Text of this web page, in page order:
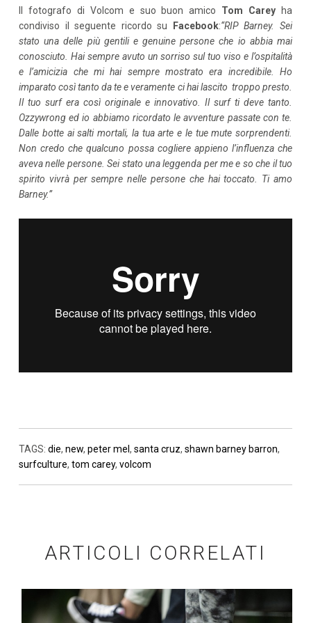
Il fotografo di Volcom e suo buon amico Tom Carey ha
condiviso il seguente ricordo su
Facebook:“RIP Barney. Sei
stato una delle più gentili e genuine persone che io abbia mai
conosciuto. Hai sempre avuto un sorriso sul tuo viso e l’ospitalità
e l’amicizia che mi hai sempre mostrato era incredibile. Ho
imparato così tanto da te e veramente ci hai lascito troppo presto.
Il tuo surf era così originale e innovativo. Il surf ti deve tanto.
Ozzywrong ed io abbiamo ricordato le avventure passate con te.
Dalle botte ai salti mortali, la tua arte e le tue mute sorprendenti.
Non credo che qualcuno possa cogliere appieno l’influenza che
aveva nelle persone. Sei stato una leggenda per me e so che il tuo
spirito vivrà per sempre nelle persone che hai toccato. Ti amo
Barney.”
TAGS: die, new, peter mel , santa cruz, shawn barney barron,
surfculture, tom carey, volcom
ARTICOLI CORRELATI